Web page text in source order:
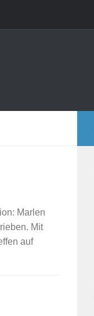
Marlen
Mit
auf